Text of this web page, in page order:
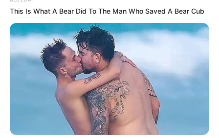
Amigo da Rainha Elizabeth II
revela causa da morte da
monarca escondida pela Família
Real
Gyles Brandeth, amigo pessoal do príncipe Philip, escreveu
o livro "Elizabeth: An Intimate Portrait" ("Elizabeth: Um
Retrato Íntimo"), contando alguns segredos da monarca.
Fonte: MSN
This Is What A Bear Did To The Man Who Saved A Bear Cub